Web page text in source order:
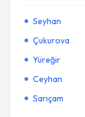
Seyhan
Çukurova
Yüreğir
Ceyhan
Sarıçam